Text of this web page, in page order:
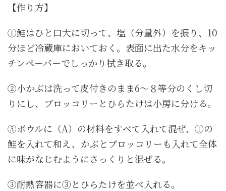
【作り方】
①鮭はひと口大に切って、塩（分量外）を振り、10
分ほど冷蔵庫においておく。表面に出た水分をキッ
チンペーパーでしっかり拭き取る。
②小かぶは洗って皮付きのまま6～８等分のくし切
りにし、ブロッコリーとひらたけは小房に分ける。
③ボウルに（A）の材料をすべて入れて混ぜ、①の
鮭を入れて和え、かぶとブロッコリーも入れて全体
に味がなじむようにさっくりと混ぜる。
③耐熱容器に③とひらたけを並べ入れる。